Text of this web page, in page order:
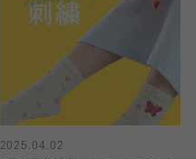
2025.04.02